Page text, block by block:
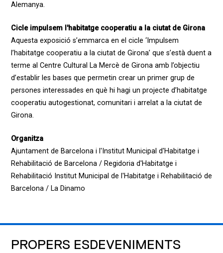
Alemanya.
Cicle impulsem l'habitatge cooperatiu a la ciutat de Girona
Aquesta exposició s’emmarca en el cicle ‘Impulsem
l’habitatge cooperatiu a la ciutat de Girona’ que s’està duent a
terme al Centre Cultural La Mercè de Girona amb l’objectiu
d’establir les bases que permetin crear un primer grup de
persones interessades en què hi hagi un projecte d’habitatge
cooperatiu autogestionat, comunitari i arrelat a la ciutat de
Girona.
Organitza
Ajuntament de Barcelona i l'Institut Municipal d'Habitatge i
Rehabilitació de Barcelona / Regidoria d'Habitatge i
Rehabilitació Institut Municipal de l'Habitatge i Rehabilitació de
Barcelona / La Dinamo
PROPERS ESDEVENIMENTS